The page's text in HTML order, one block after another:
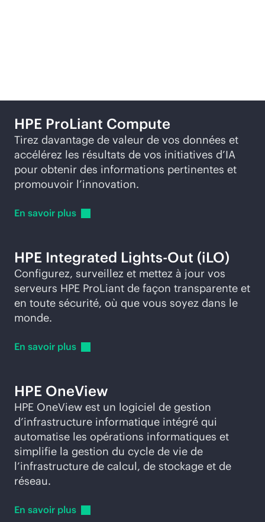
HPE ProLiant Compute
Tirez davantage de valeur de vos données et
accélérez les résultats de vos initiatives d’IA
pour obtenir des informations pertinentes et
promouvoir l’innovation.
En savoir plus
HPE Integrated Lights-Out (iLO)
Configurez, surveillez et mettez à jour vos
serveurs HPE ProLiant de façon transparente et
en toute sécurité, où que vous soyez dans le
monde.
En savoir plus
HPE OneView
HPE OneView est un logiciel de gestion
d’infrastructure informatique intégré qui
automatise les opérations informatiques et
simplifie la gestion du cycle de vie de
l’infrastructure de calcul, de stockage et de
réseau.
En savoir plus